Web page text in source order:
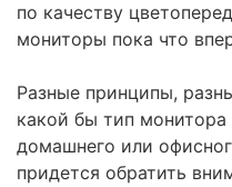
по каче­ству
мониторы пока что
Разные принципы,
какой бы тип
домашнего или
придется обратить